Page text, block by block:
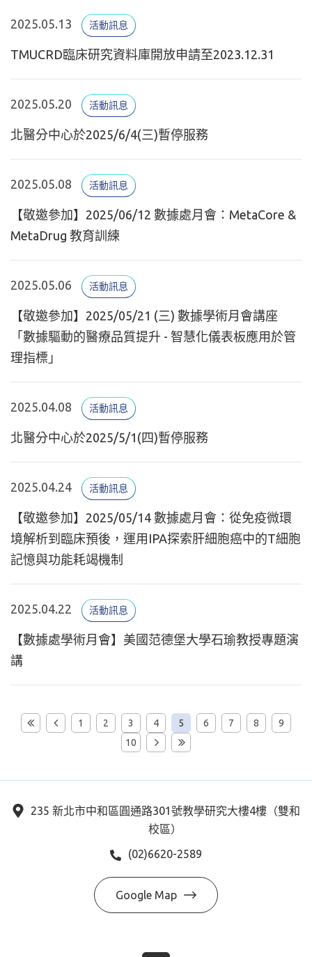
2025.05.13 活動訊息
TMUCRD臨床研究資料庫開放申請至2023.12.31
2025.05.20 活動訊息
北醫分中心於2025/6/4(三)暫停服務
2025.05.08 活動訊息
【敬邀參加】2025/06/12 數據處月會：MetaCore &
MetaDrug 教育訓練
2025.05.06 活動訊息
【敬邀參加】2025/05/21 (三) 數據學術月會講座
「數據驅動的醫療品質提升 - 智慧化儀表板應用於管
理指標」
2025.04.08 活動訊息
北醫分中心於2025/5/1(四)暫停服務
2025.04.24 活動訊息
【敬邀參加】2025/05/14 數據處月會：從免疫微環
境解析到臨床預後，運用IPA探索肝細胞癌中的T細胞
記憶與功能耗竭機制
2025.04.22 活動訊息
【數據處學術月會】美國范德堡大學石瑜教授專題演
講
1 2 3 4 5 6 7 8
9
10
235 新北市中和區圓通路301號教學研究大樓4樓（雙和
校區）
(02)6620-2589
Google Map